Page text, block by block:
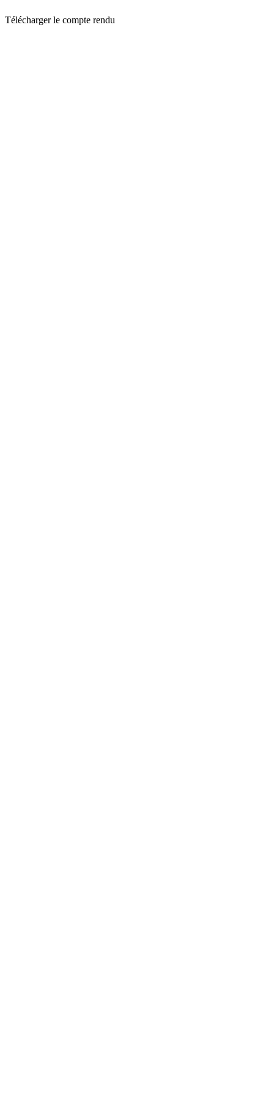
Télécharger le compte rendu